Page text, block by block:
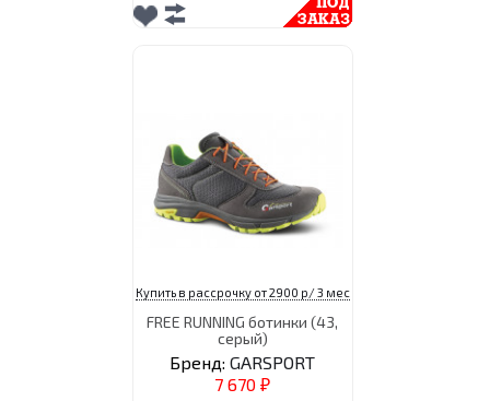
Купить в рассрочку от 2900 р/ 3 мес
FREE RUNNING ботинки (43,
серый)
Бренд: GARSPORT
7 670 ₽